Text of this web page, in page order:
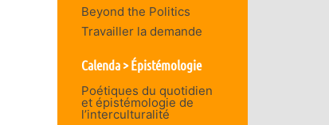
Beyond the Politics
Travailler la demande
Calenda > Épistémologie
Poétiques du quotidien
et épistémologie de
l’interculturalité